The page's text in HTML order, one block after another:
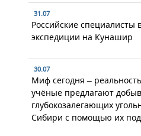
31.07
Российские специалисты
экспедиции на Кунашир
30.07
Миф сегодня –
учёные предлагают
глубокозалегающих
Сибири с помощью их